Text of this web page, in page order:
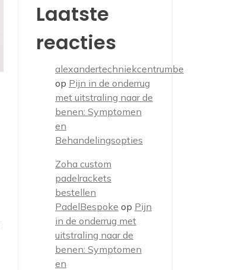
Laatste
reacties
alexandertechniekcentrumbe
op Pijn in de onderrug
met uitstraling naar de
benen: Symptomen
en
Behandelingsopties
Zoha custom
padelrackets
bestellen
PadelBespoke op Pijn
in de onderrug met
uitstraling naar de
benen: Symptomen
en